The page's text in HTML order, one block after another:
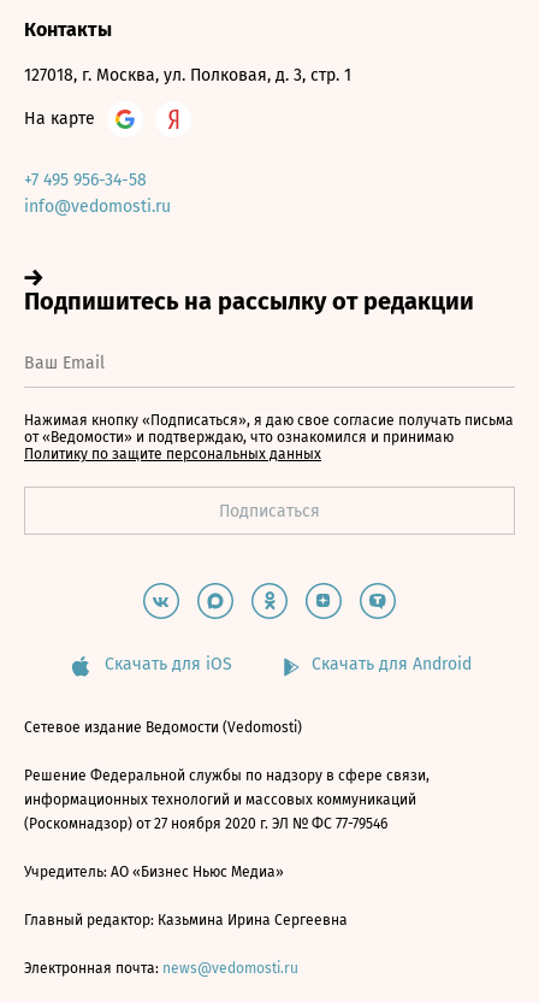
Контакты
127018, г. Москва, ул. Полковая, д. 3, стр. 1
На карте
+7 495 956-34-58
info@vedomosti.ru
Нажимая кнопку «Подписаться», я даю свое согласие получать письма
от «Ведомости» и подтверждаю, что ознакомился и принимаю
Политику по защите персональных данных
Скачать для iOS Скачать для Android
Сетевое издание Ведомости (Vedomosti)
Решение Федеральной службы по надзору в сфере связи,
информационных технологий и массовых коммуникаций
(Роскомнадзор) от 27 ноября 2020 г. ЭЛ № ФС 77-79546
Учредитель: АО «Бизнес Ньюс Медиа»
Главный редактор: Казьмина Ирина Сергеевна
Электронная почта: news@vedomosti.ru